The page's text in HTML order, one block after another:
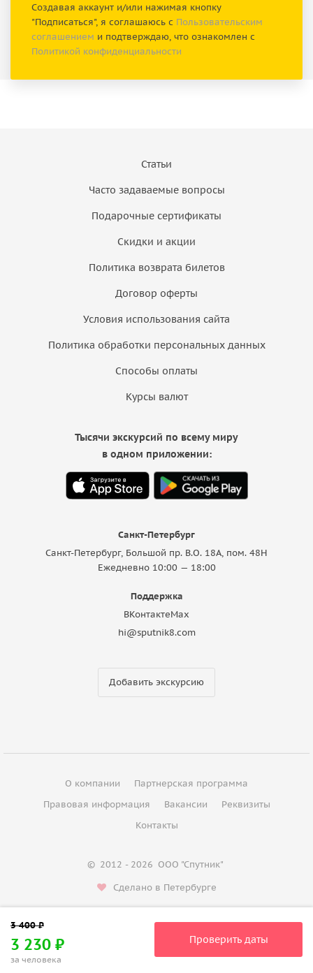
Создавая аккаунт и/или нажимая кнопку
"Подписаться", я соглашаюсь с Пользовательским
соглашением и подтверждаю, что ознакомлен с
Политикой конфиденциальности
3 230 ₽
за человека
Проверить даты
Статьи
Часто задаваемые вопросы
Подарочные сертификаты
Скидки и акции
Политика возврата билетов
Договор оферты
Условия использования сайта
Политика обработки персональных данных
Способы оплаты
Курсы валют
Санкт-Петербург
Санкт-Петербург, Большой пр. В.О. 18A, пом. 48Н
Ежедневно 10:00 — 18:00
Поддержка
ВКонтактеMax
hi@sputnik8.com
Добавить экскурсию
Тысячи экскурсий по всему миру
в одном приложении:
О компании
Партнерская программа
Правовая информация
Вакансии
Реквизиты
Контакты
© 2012 - 2026 ООО "Спутник"
Сделано в Петербурге